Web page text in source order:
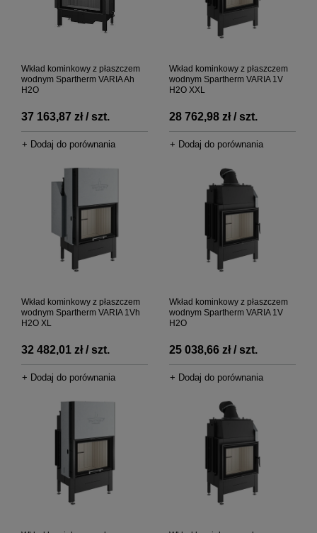
Wkład kominkowy z płaszczem
wodnym Spartherm VARIA Ah
H2O
37 163,87 zł / szt.
+ Dodaj do porównania
Wkład kominkowy z płaszczem
wodnym Spartherm VARIA 1V
H2O XXL
28 762,98 zł / szt.
+ Dodaj do porównania
Wkład kominkowy z płaszczem
wodnym Spartherm VARIA 1Vh
H2O XL
32 482,01 zł / szt.
+ Dodaj do porównania
Wkład kominkowy z płaszczem
wodnym Spartherm VARIA 1V
H2O
25 038,66 zł / szt.
+ Dodaj do porównania